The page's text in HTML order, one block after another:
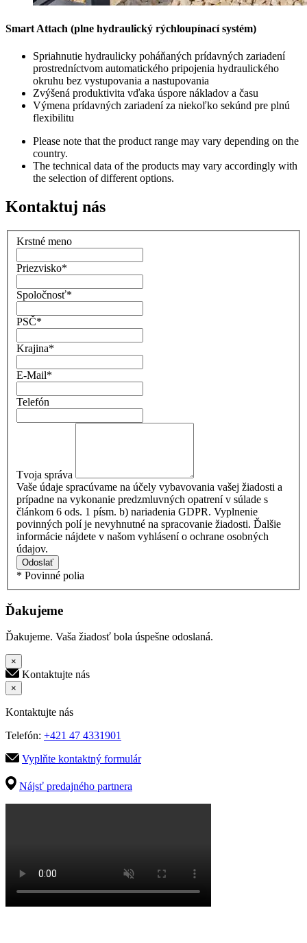
Smart Attach (plne hydraulický rýchloupínací systém)
Spriahnutie hydraulicky poháňaných prídavných zariadení
prostredníctvom automatického pripojenia hydraulického
okruhu bez vystupovania a nastupovania
Zvýšená produktivita vďaka úspore nákladov a času
Výmena prídavných zariadení za niekoľko sekúnd pre plnú
flexibilitu
Please note that the product range may vary depending on the
country.
The technical data of the products may vary accordingly with
the selection of different options.
Kontaktuj nás
Krstné meno
Priezvisko*
Spoločnosť*
PSČ*
Krajina*
E-Mail*
Telefón
Tvoja správa
Vaše údaje spracúvame na účely vybavovania vašej žiadosti a
prípadne na vykonanie predzmluvných opatrení v súlade s
článkom 6 ods. 1 písm. b) nariadenia GDPR. Vyplnenie
povinných polí je nevyhnutné na spracovanie žiadosti. Ďalšie
informácie nájdete v našom vyhlásení o ochrane osobných
údajov.
Odoslať
* Povinné polia
Ďakujeme
Ďakujeme. Vaša žiadosť bola úspešne odoslaná.
×
Kontaktujte nás
×
Kontaktujte nás
Telefón: +421 47 4331901
Vyplňte kontaktný formulár
Nájsť predajného partnera